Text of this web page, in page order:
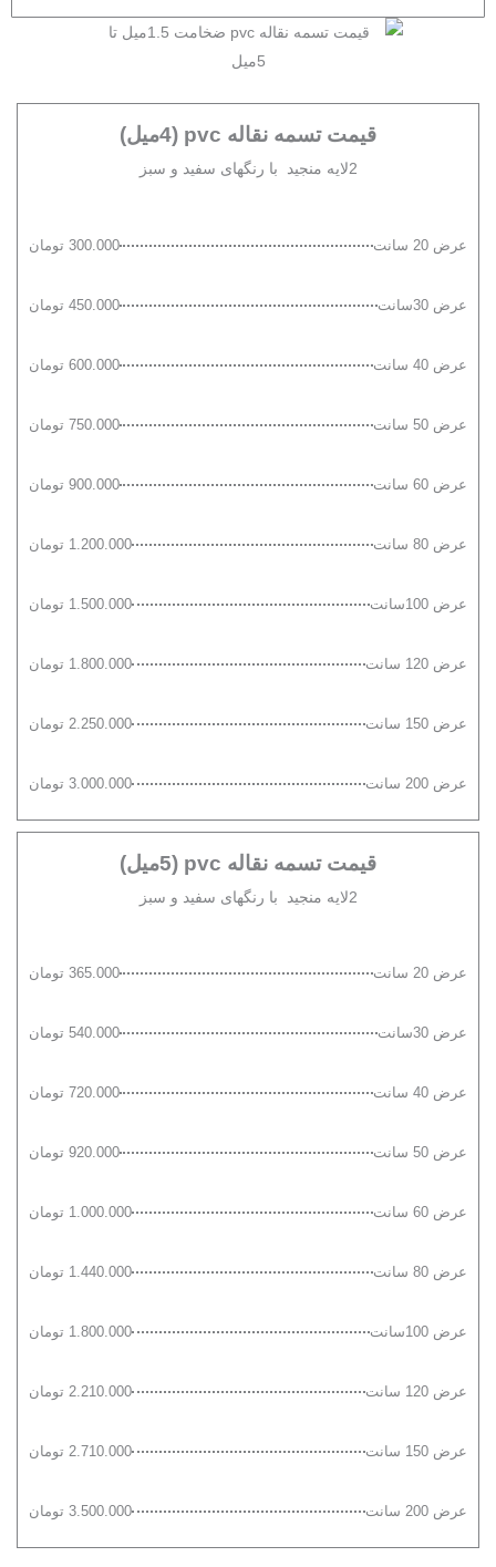
قیمت تسمه نقاله pvc (4میل)
2لایه منجید با رنگهای سفید و سبز
عرض 20 سانت 300.000 تومان
عرض 30سانت 450.000 تومان
عرض 40 سانت 600.000 تومان
عرض 50 سانت 750.000 تومان
عرض 60 سانت 900.000 تومان
عرض 80 سانت 1.200.000 تومان
عرض 100سانت 1.500.000 تومان
عرض 120 سانت 1.800.000 تومان
عرض 150 سانت 2.250.000 تومان
عرض 200 سانت 3.000.000 تومان
قیمت تسمه نقاله pvc (5میل)
2لایه منجید با رنگهای سفید و سبز
عرض 20 سانت 365.000 تومان
عرض 30سانت 540.000 تومان
عرض 40 سانت 720.000 تومان
عرض 50 سانت 920.000 تومان
عرض 60 سانت 1.000.000 تومان
عرض 80 سانت 1.440.000 تومان
عرض 100سانت 1.800.000 تومان
عرض 120 سانت 2.210.000 تومان
عرض 150 سانت 2.710.000 تومان
عرض 200 سانت 3.500.000 تومان